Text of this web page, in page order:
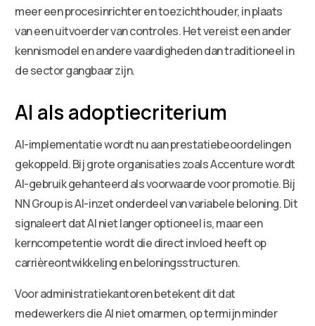
meer een procesinrichter en toezichthouder, in plaats
van een uitvoerder van controles. Het vereist een ander
kennismodel en andere vaardigheden dan traditioneel in
de sector gangbaar zijn.
AI als adoptiecriterium
AI-implementatie wordt nu aan prestatiebeoordelingen
gekoppeld. Bij grote organisaties zoals Accenture wordt
AI-gebruik gehanteerd als voorwaarde voor promotie. Bij
NN Group is AI-inzet onderdeel van variabele beloning. Dit
signaleert dat AI niet langer optioneel is, maar een
kerncompetentie wordt die direct invloed heeft op
carrièreontwikkeling en beloningsstructuren.
Voor administratiekantoren betekent dit dat
medewerkers die AI niet omarmen, op termijn minder